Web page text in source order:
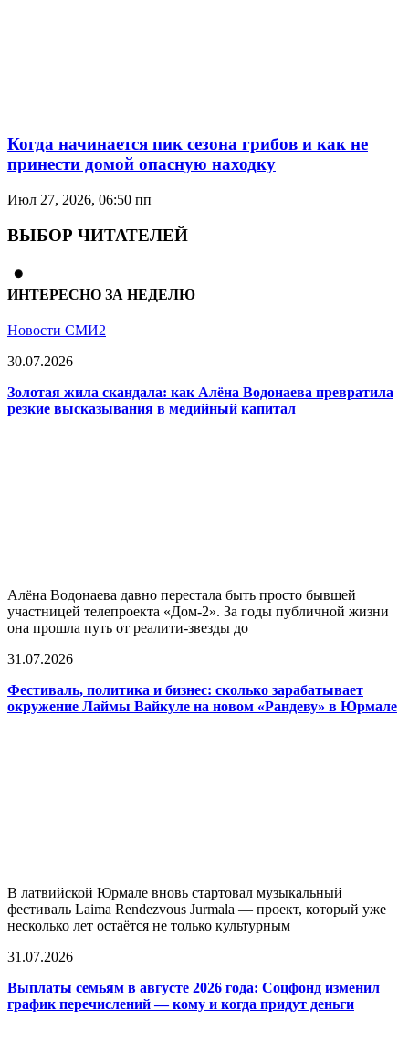
Когда начинается пик сезона грибов и как не
принести домой опасную находку
Июл 27, 2026, 06:50 пп
ВЫБОР ЧИТАТЕЛЕЙ
ИНТЕРЕСНО ЗА НЕДЕЛЮ
Новости СМИ2
30.07.2026
Золотая жила скандала: как Алёна Водонаева превратила
резкие высказывания в медийный капитал
Алёна Водонаева давно перестала быть просто бывшей
участницей телепроекта «Дом-2». За годы публичной жизни
она прошла путь от реалити-звезды до
31.07.2026
Фестиваль, политика и бизнес: сколько зарабатывает
окружение Лаймы Вайкуле на новом «Рандеву» в Юрмале
В латвийской Юрмале вновь стартовал музыкальный
фестиваль Laima Rendezvous Jurmala — проект, который уже
несколько лет остаётся не только культурным
31.07.2026
Выплаты семьям в августе 2026 года: Соцфонд изменил
график перечислений — кому и когда придут деньги